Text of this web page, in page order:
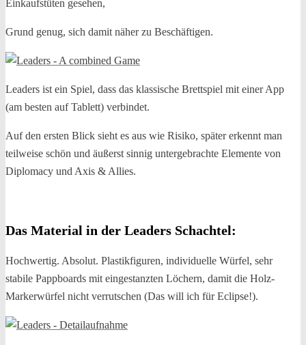
Einkaufstüten gesehen,
Grund genug, sich damit näher zu Beschäftigen.
Leaders ist ein Spiel, dass das klassische Brettspiel mit einer App
(am besten auf Tablett) verbindet.
Auf den ersten Blick sieht es aus wie Risiko, später erkennt man
teilweise schön und äußerst sinnig untergebrachte Elemente von
Diplomacy und Axis & Allies.
Das Material in der Leaders Schachtel:
Hochwertig. Absolut. Plastikfiguren, individuelle Würfel, sehr
stabile Pappboards mit eingestanzten Löchern, damit die Holz-
Markerwürfel nicht verrutschen (Das will ich für Eclipse!).